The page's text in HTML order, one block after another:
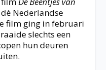
Nederlandse
film ging in februari
slechts een
hun deuren